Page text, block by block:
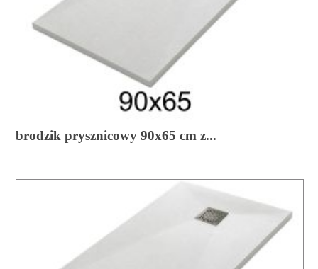
brodzik prysznicowy 90x65 cm z...